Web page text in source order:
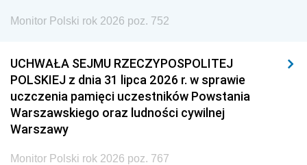
Monitor Polski rok 2026 poz. 752
UCHWAŁA SEJMU RZECZYPOSPOLITEJ
POLSKIEJ z dnia 31 lipca 2026 r. w sprawie
uczczenia pamięci uczestników Powstania
Warszawskiego oraz ludności cywilnej
Warszawy
Monitor Polski rok 2026 poz. 767